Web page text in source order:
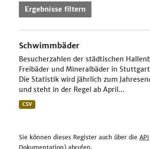
Ergebnisse filtern
Schwimmbäder
Besucherzahlen der städtischen
Freibäder und Mineralbäder in
Die Statistik wird jährlich zum
und steht in der Regel ab April...
CSV
Sie können dieses Register auch über die API
Dokumentation) abrufen.